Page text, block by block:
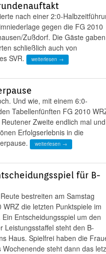
nach einer 2:0-
gegen die FG 2010
Zußdorf. Die Gäste gaben
schließlich auch von
SVR.
weiterlesen →
Und wie, mit einem 6:0-
Tabellenfünften FG 2010
Zweite endlich mal und
Erfolgserlebnis in die
weiterlesen →
für B-
bestreiten am Samstag
die letzten Punktspiele im
Entscheidungsspiel um den
Leistungsstaffel steht den B-
Haus. Spielfrei haben die
Wochenende steht dann das